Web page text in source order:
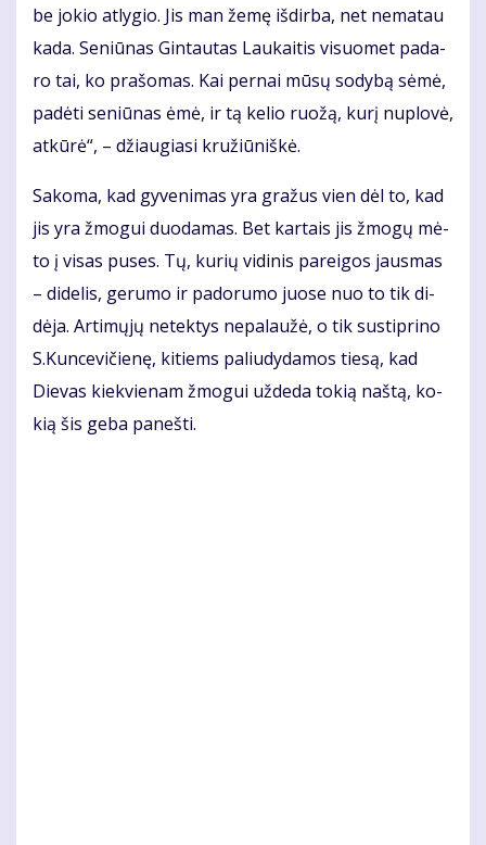
be jo­kio at­ly­gio. Jis man že­mę iš­dir­ba, net ne­ma­tau
ka­da. Se­niū­nas Gin­tau­tas Lau­kai­tis vi­suo­met pa­da­
ro tai, ko pra­šo­mas. Kai per­nai mū­sų so­dy­bą sė­mė,
pa­dė­ti se­niū­nas ėmė, ir tą ke­lio ruo­žą, ku­rį nu­plo­vė,
at­kū­rė“, – džiau­gia­si kru­žiū­niš­kė.
Sa­ko­ma, kad gy­ve­ni­mas yra gra­žus vien dėl to, kad
jis yra žmo­gui duo­da­mas. Bet kar­tais jis žmo­gų mė­
to į vi­sas pu­ses. Tų, ku­rių vi­di­nis pa­rei­gos jaus­mas
– di­de­lis, ge­ru­mo ir pa­do­ru­mo juo­se nuo to tik di­
dė­ja. Ar­ti­mų­jų ne­tek­tys ne­pa­lau­žė, o tik su­stip­ri­no
S.Kun­ce­vi­čie­nę, ki­tiems pa­liu­dy­da­mos tie­są, kad
Die­vas kiek­vie­nam žmo­gui už­de­da to­kią naš­tą, ko­
kią šis ge­ba pa­neš­ti.